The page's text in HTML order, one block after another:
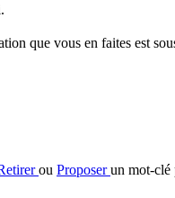
que vous en faites est
ou Proposerun mot-clé